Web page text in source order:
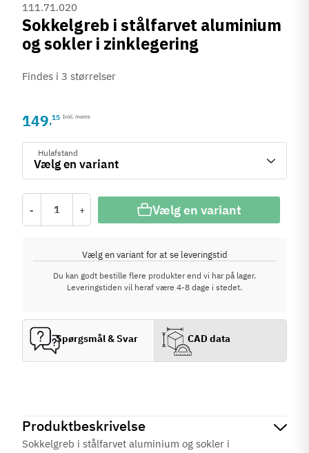
Produktbeskrivelse
Sokkelgreb i stålfarvet aluminium og sokler i
111.71.020
Sokkelgreb i stålfarvet aluminium
og sokler i zinklegering
Findes i 3 størrelser
149,15 Inkl. moms
Hulafstand
- + Vælg en variant
Vælg en variant for at se leveringstid
Du kan godt bestille flere produkter end vi har på lager.
Leveringstiden vil heraf være 4-8 dage i stedet.
Spørgsmål & Svar CAD data